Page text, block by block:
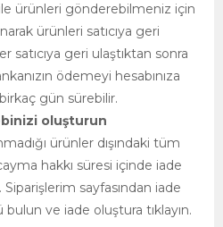
ürünleri gönderebilmeniz için
ürünleri satıcıya geri
satıcıya geri ulaştıktan sonra
ödemeyi hesabınıza
gün sürebilir.
oluşturun
ürünler dışındaki tüm
hakkı süresi içinde iade
sayfasından iade
ve iade oluştura tıklayın.